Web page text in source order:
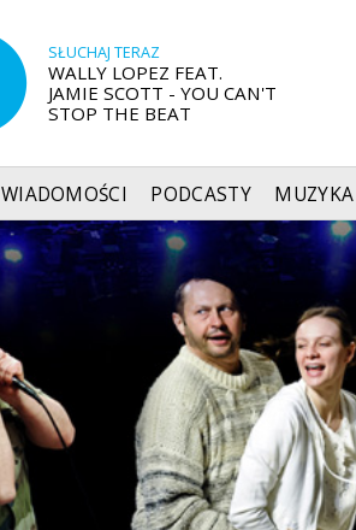
SŁUCHAJ TERAZ
WALLY LOPEZ FEAT.
JAMIE SCOTT - YOU CAN'T
STOP THE BEAT
WIADOMOŚCI PODCASTY MUZYKA